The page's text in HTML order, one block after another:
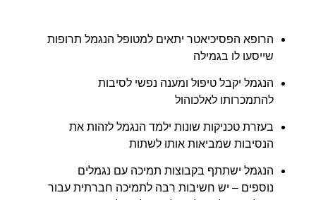
הרופא הפסיכיאטר יתאים למטופל הנגמל תרופות
שייסעו לו בגמילה
הנגמל יקבל טיפול ומענה נפשי לסיבות
להתמכרותו לאלכוהול
בעזרת טכניקות שונות ילמד הנגמל לזהות את
הנסיבות שמביאות אותו לשתות
הנגמל ישתתף בקבוצות תמיכה עם נגמלים
נוספים – יש חשיבות רבה לתמיכה חברתית עבור